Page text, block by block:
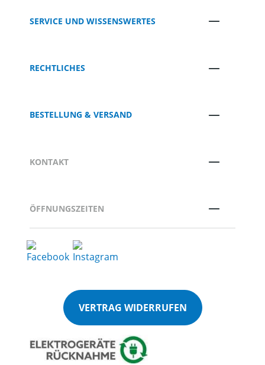
SERVICE UND WISSENSWERTES
RECHTLICHES
BESTELLUNG & VERSAND
KONTAKT
ÖFFNUNGSZEITEN
VERTRAG WIDERRUFEN